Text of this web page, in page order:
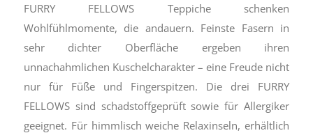
FURRY FELLOWS Teppiche schenken
Wohlfühlmomente, die andauern. Feinste Fasern in
sehr dichter Oberfläche ergeben ihren
unnachahmlichen Kuschelcharakter – eine Freude nicht
nur für Füße und Fingerspitzen. Die drei FURRY
FELLOWS sind schadstoffgeprüft sowie für Allergiker
geeignet. Für himmlisch weiche Relaxinseln, erhältlich